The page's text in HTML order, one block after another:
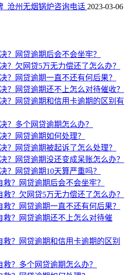
_沧州无烟锅炉咨询电话 2023-03-06
？网贷逾期后会不会坐牢？
？欠网贷5万无力偿还了怎么办？
？网贷逾期一直不还有何后果？
？网贷逾期还不上怎么对待催收？
？网贷逾期和信用卡逾期的区别有
？多个网贷逾期怎么办？
？网贷逾期如何处理？
？网贷逾期被起诉了怎么处理？
？网贷逾期没还变成呆账怎么办？
？网贷逾期10天算严重吗？
？网贷逾期后会不会坐牢？
？欠网贷5万无力偿还了怎么办？
？网贷逾期一直不还有何后果？
救？网贷逾期还不上怎么对待催
救？网贷逾期和信用卡逾期的区别
？多个网贷逾期怎么办？